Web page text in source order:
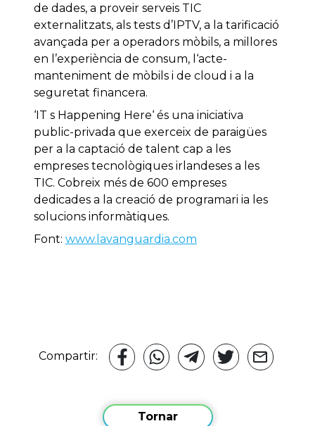
de dades, a proveir serveis TIC
externalitzats, als tests d’IPTV, a la tarificació
avançada per a operadors mòbils, a millores
en l’experiència de consum, ‘acte-
manteniment de mòbils i de cloud i a la
seguretat financera.
‘IT s Happening Here‘ és una iniciativa
public-privada que exerceix de paraigües
per a la captació de talent cap a les
empreses tecnològiques irlandeses a les
TIC. Cobreix més de 600 empreses
dedicades a la creació de programari ia les
solucions informàtiques.
Font: www.lavanguardia.com
Compartir:
Tornar